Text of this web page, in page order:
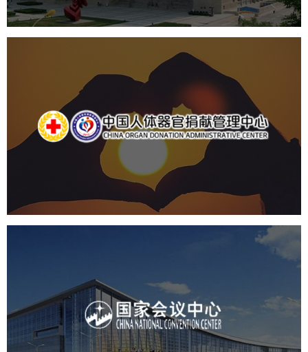
中国人体器官捐献管理中心
国企 品牌官网 网站建设
国家会议中心